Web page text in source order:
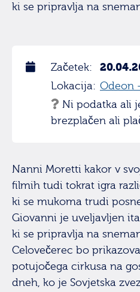
ki se pripravlja na
Začetek:
Lokacija: Odeon
Ni podatka ali
brezplačen ali
Nanni Moretti kakor v
filmih tudi tokrat igra
ki se mukoma trudi
Giovanni je uveljavljen
ki se pripravlja na
Celovečerec bo
potujočega cirkusa na
dneh, ko je Sovjetska